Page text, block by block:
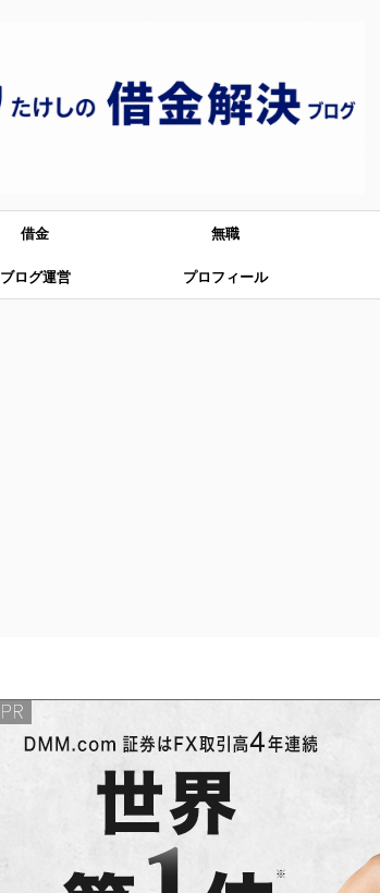
借金 無職
ブログ運営 プロフィール